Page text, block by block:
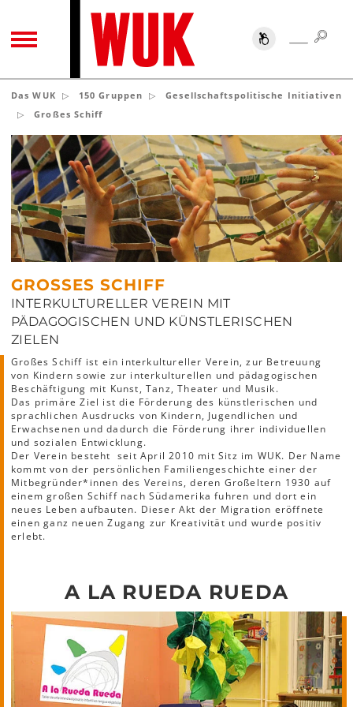
TOGGLE NAVIGATION SUCHE
Das WUK 150 Gruppen
Gesellschaftspolitische Initiativen
Großes Schiff
GROSSES SCHIFF
INTERKULTURELLER VEREIN MIT
PÄDAGOGISCHEN UND KÜNSTLERISCHEN
ZIELEN
Großes Schiff ist ein interkultureller Verein, zur Betreuung
von Kindern sowie zur interkulturellen und pädagogischen
Beschäftigung mit Kunst, Tanz, Theater und Musik.
Das primäre Ziel ist die Förderung des künstlerischen und
sprachlichen Ausdrucks von Kindern, Jugendlichen und
Erwachsenen und dadurch die Förderung ihrer individuellen
und sozialen Entwicklung.
Der Verein besteht seit April 2010 mit Sitz im WUK. Der Name
kommt von der persönlichen Familiengeschichte einer der
Mitbegründer*innen des Vereins, deren Großeltern 1930 auf
einem großen Schiff nach Südamerika fuhren und dort ein
neues Leben aufbauten. Dieser Akt der Migration eröffnete
einen ganz neuen Zugang zur Kreativität und wurde positiv
erlebt.
A LA RUEDA RUEDA